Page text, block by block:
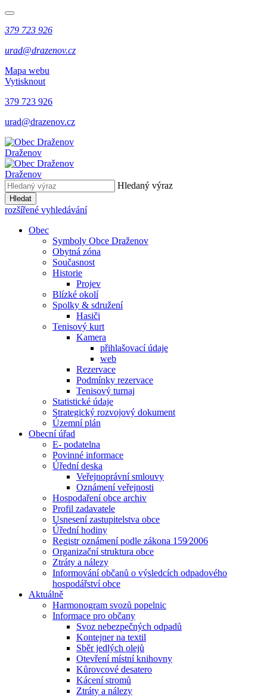
379 723 926
urad@drazenov.cz
Mapa webu
Vytisknout
379 723 926
urad@drazenov.cz
Draženov
Draženov
Hledaný výraz
Hledat
rozšířené vyhledávání
Obec
Symboly Obce Draženov
Obytná zóna
Současnost
Historie
Projev
Blízké okolí
Spolky & sdružení
Hasiči
Tenisový kurt
Kamera
přihlašovací údaje
web
Rezervace
Podmínky rezervace
Tenisový turnaj
Statistické údaje
Strategický rozvojový dokument
Územní plán
Obecní úřad
E- podatelna
Povinné informace
Úřední deska
Veřejnoprávní smlouvy
Oznámení veřejnosti
Hospodaření obce archiv
Profil zadavatele
Usnesení zastupitelstva obce
Úřední hodiny
Registr oznámení podle zákona 159⁄2006
Organizační struktura obce
Ztráty a nálezy
Informování občanů o výsledcích odpadového
hospodářství obce
Aktuálně
Harmonogram svozů popelnic
Informace pro občany
Svoz nebezpečných odpadů
Kontejner na textil
Sběr jedlých olejů
Otevření místní knihovny
Kůrovcové desatero
Kácení stromů
Ztráty a nálezy